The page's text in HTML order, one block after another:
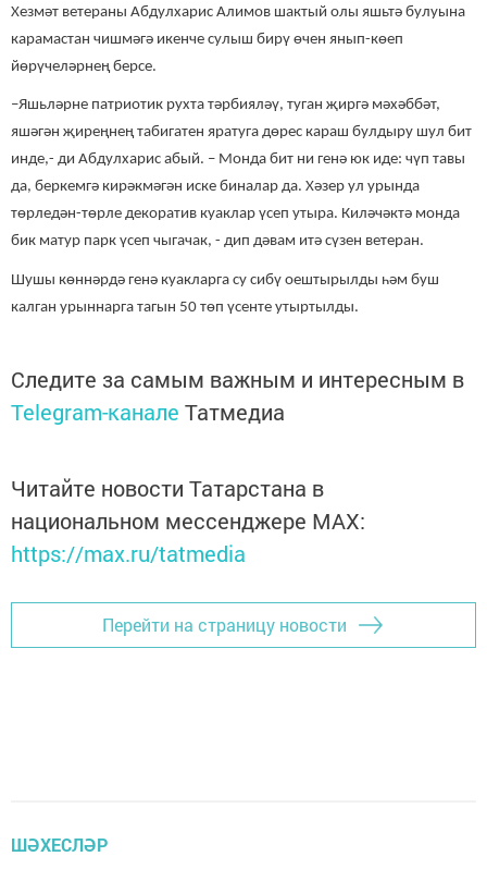
Хезмәт ветераны Абдулхарис Алимов шактый олы яшьтә булуына
карамастан чишмәгә икенче сулыш бирү өчен янып-көеп
йөрүчеләрнең берсе.
–Яшьләрне патриотик рухта тәрбияләү, туган җиргә мәхәббәт,
яшәгән җиреңнең табигатен яратуга дөрес караш булдыру шул бит
инде,- ди Абдулхарис абый. – Монда бит ни генә юк иде: чүп тавы
да, беркемгә кирәкмәгән иске биналар да. Хәзер ул урында
төрледән-төрле декоратив куаклар үсеп утыра. Киләчәктә монда
бик матур парк үсеп чыгачак, - дип дәвам итә сүзен ветеран.
Шушы көннәрдә генә куакларга су сибү оештырылды һәм буш
калган урыннарга тагын 50 төп үсенте утыртылды.
Следите за самым важным и интересным в
Telegram-канале Татмедиа
Читайте новости Татарстана в
национальном мессенджере MАХ:
https://max.ru/tatmedia
Перейти на страницу новости
ШӘХЕСЛӘР